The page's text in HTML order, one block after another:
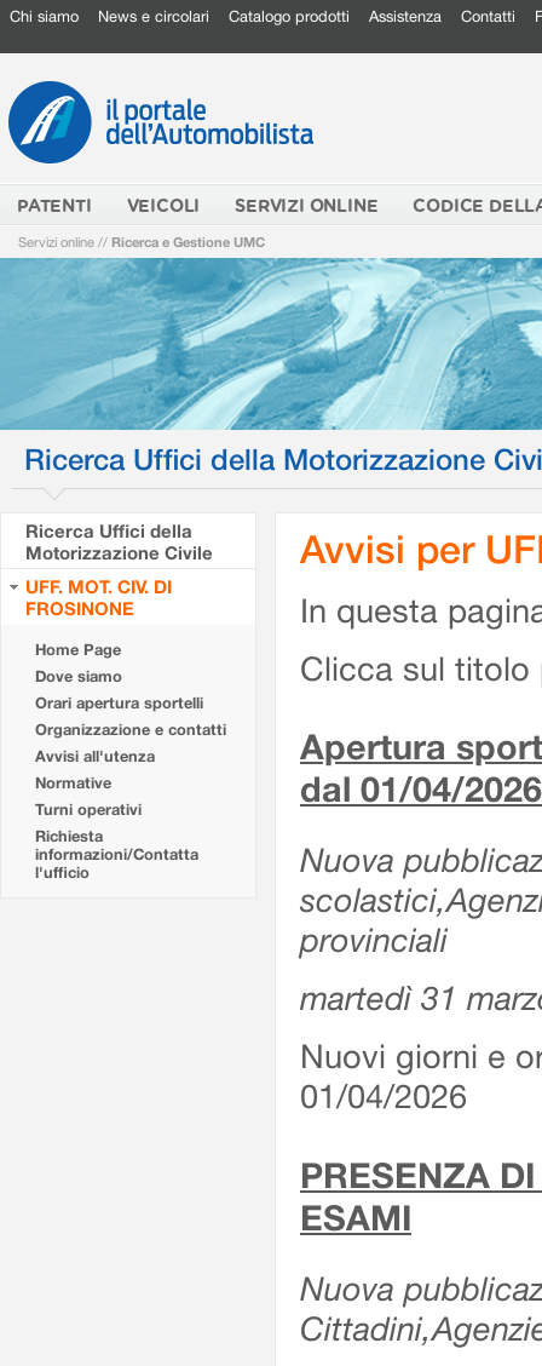
Chi siamo News e circolari Catalogo prodotti Assistenza Contatti
PATENTI VEICOLI SERVIZI ONLINE CODICE
Servizi online // Ricerca e Gestione UMC
Ricerca Uffici della Motorizzazione
Ricerca Uffici della
Motorizzazione Civile
UFF. MOT. CIV. DI
FROSINONE
Home Page
Dove siamo
Orari apertura sportelli
Organizzazione e contatti
Avvisi all'utenza
Normative
Turni operativi
Richiesta
informazioni/Contatta
l'ufficio
Avvisi per
In questa
Clicca sul titolo
Apertura
dal 01/04/2026
Nuova
provinciali
martedì 31
Nuovi giorni e
01/04/2026
PRESENZA
ESAMI
Nuova